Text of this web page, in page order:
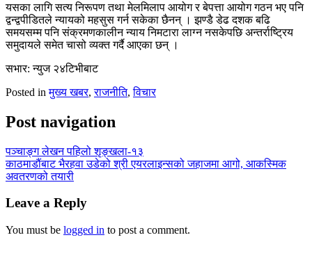
यसका लागि सत्य निरूपण तथा मेलमिलाप आयोग र बेपत्ता आयोग गठन भए पनि
द्वन्द्वपीडितले न्यायको महसुस गर्न सकेका छैनन् । झण्डै डेढ दशक बढि
समयसम्म पनि संक्रमणकालीन न्याय निमटारा लाग्न नसकेपछि अन्तर्राष्ट्रिय
समुदायले समेत चासो व्यक्त गर्दै आएका छन् ।
सभार: न्युज २४टिभीबाट
Posted inमुख्य खबर,राजनीति,विचार
Post navigation
पञ्चाङ्ग लेखन पहिलो शृङ्खला-१३
काठमाडौंबाट भैरहवा उडेको श्री एयरलाइन्सको जहाजमा आगो, आकस्मिक
अवतरणको तयारी
Leave a Reply
You must be logged in to post a comment.